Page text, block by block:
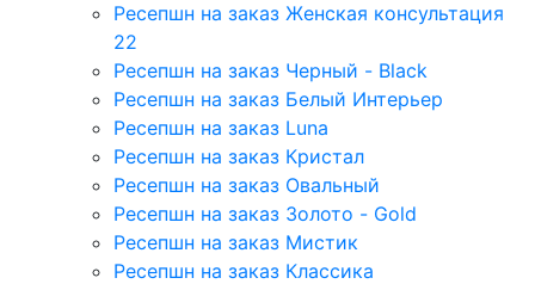
Ресепшн на заказ Женская консультация
22
Ресепшн на заказ Черный - Black
Ресепшн на заказ Белый Интерьер
Ресепшн на заказ Luna
Ресепшн на заказ Кристал
Ресепшн на заказ Овальный
Ресепшн на заказ Золото - Gold
Ресепшн на заказ Мистик
Ресепшн на заказ Классика